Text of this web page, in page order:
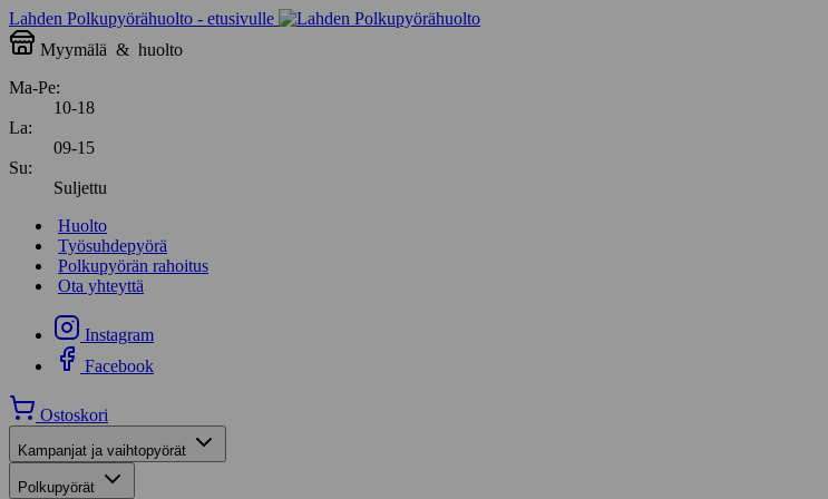
Lahden Polkupyörähuolto - etusivulle
Myymälä & huolto
Ma-Pe:
10-18
La:
09-15
Su:
Suljettu
Huolto
Työsuhdepyörä
Polkupyörän rahoitus
Ota yhteyttä
Instagram
Facebook
Ostoskori
Kampanjat ja vaihtopyörät
Polkupyörät